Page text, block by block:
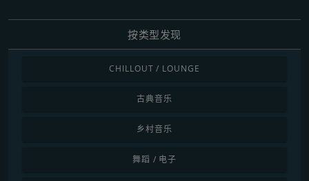
按类型发现
CHILLOUT / LOUNGE
古典音乐
乡村音乐
舞蹈 / 电子